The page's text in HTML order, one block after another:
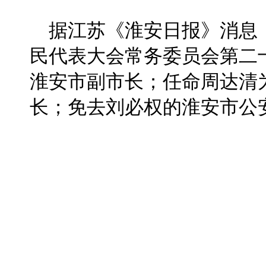
据江苏《淮安日报》消息
民代表大会常务委员会第
淮安市副市长；任命周达
长；免去刘必权的淮安市公